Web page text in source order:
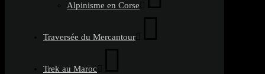
Alpinisme en Corse
Traversée du Mercantour
Trek au Maroc